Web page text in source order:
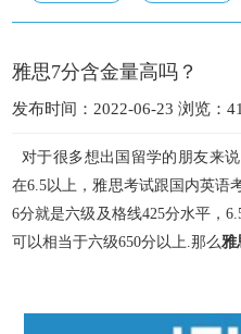
雅思7分含金量高吗？
发布时间：2022-06-23 浏览：
对于很多想出国留学的朋友来
在6.5以上，雅思考试跟国内英语
6分就是六级及格线425分水平，
可以相当于六级650分以上.那么雅